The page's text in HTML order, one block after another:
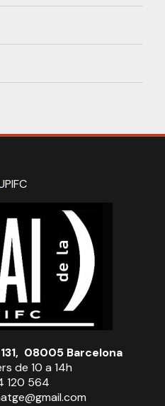
08005 Barcelona
de 10 a 14h
120 564